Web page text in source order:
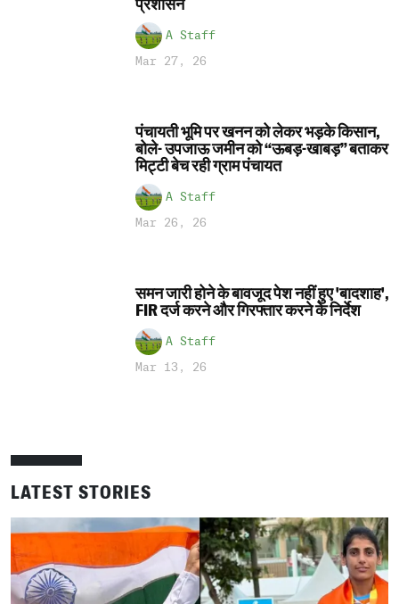
प्रशासन
A Staff
Mar 27, 26
पंचायती भूमि पर खनन को लेकर भड़के किसान,
बोले- उपजाऊ जमीन को “ऊबड़-खाबड़” बताकर
मिट्टी बेच रही ग्राम पंचायत
A Staff
Mar 26, 26
समन जारी होने के बावजूद पेश नहीं हुए 'बादशाह',
FIR दर्ज करने और गिरफ्तार करने के निर्देश
A Staff
Mar 13, 26
LATEST STORIES